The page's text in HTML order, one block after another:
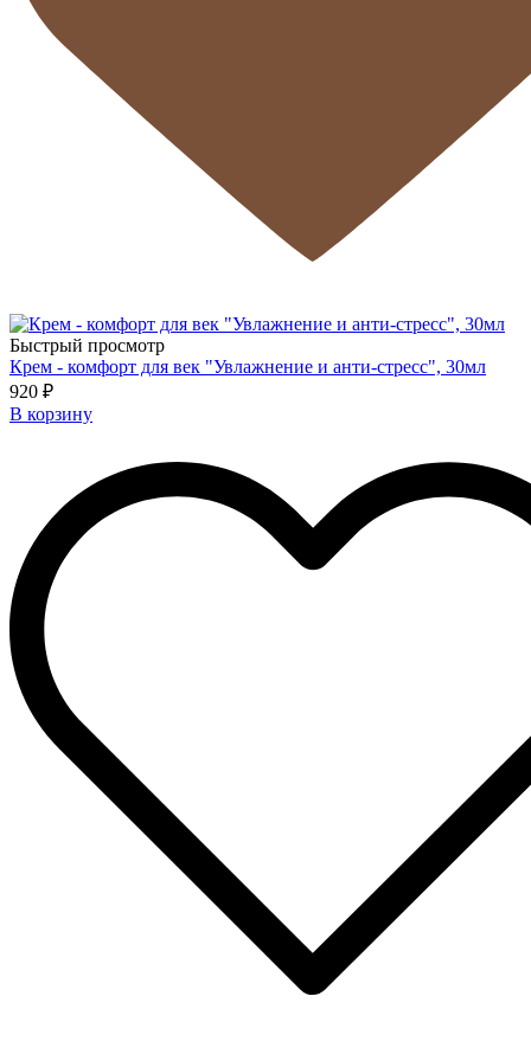
Быстрый просмотр
Крем - комфорт для век "Увлажнение и анти-стресс", 30мл
920 ₽
В корзину